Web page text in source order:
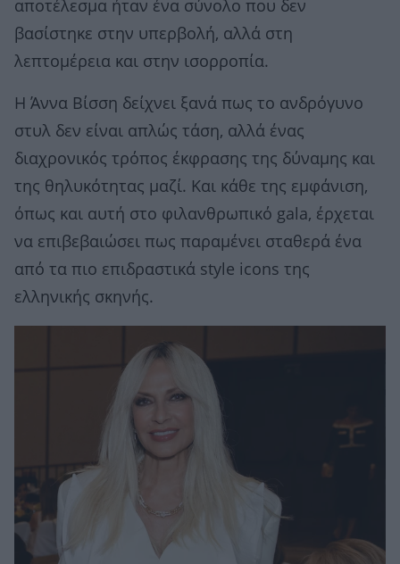
αποτέλεσμα ήταν ένα σύνολο που δεν
βασίστηκε στην υπερβολή, αλλά στη
λεπτομέρεια και στην ισορροπία.
Η Άννα Βίσση δείχνει ξανά πως το ανδρόγυνο
στυλ δεν είναι απλώς τάση, αλλά ένας
διαχρονικός τρόπος έκφρασης της δύναμης και
της θηλυκότητας μαζί. Και κάθε της εμφάνιση,
όπως και αυτή στο φιλανθρωπικό gala, έρχεται
να επιβεβαιώσει πως παραμένει σταθερά ένα
από τα πιο επιδραστικά style icons της
ελληνικής σκηνής.